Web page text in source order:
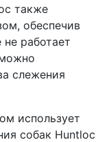
также
обеспечив
не работает
слежения
использует
собак Huntloc